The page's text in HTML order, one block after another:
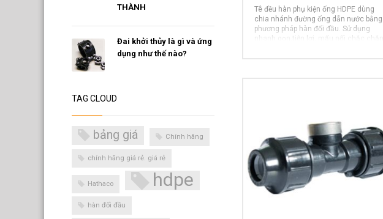
Tê đều hàn phụ kiện ống HDPE dùng
chia nhánh đường ống dẫn nước bằng
phương pháp hàn đối đầu. Sử dụng
THÀNH
Đai khởi thủy là gì và ứng
dụng như thế nào?
TAG CLOUD
bảng giá Chính hãng
chính hãng giá rẻ. giá rẻ
Hathaco hdpe
hàn đối đầu